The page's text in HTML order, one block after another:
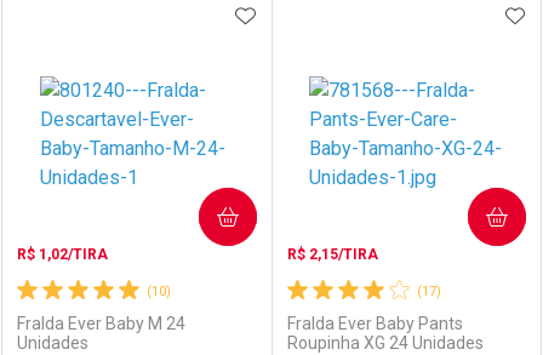
Laboratório
Por Menos Laboratório
Por Menos
(10)
R$ 1,02/TIRA
Fralda Ever Baby M 24
Unidades
ADICIONAR AOS FAVORITOS
COMPRAR
(17)
R$ 2,15/TIRA
Fralda Ever Baby Pants
Roupinha XG 24 Unidades
COMPRAR